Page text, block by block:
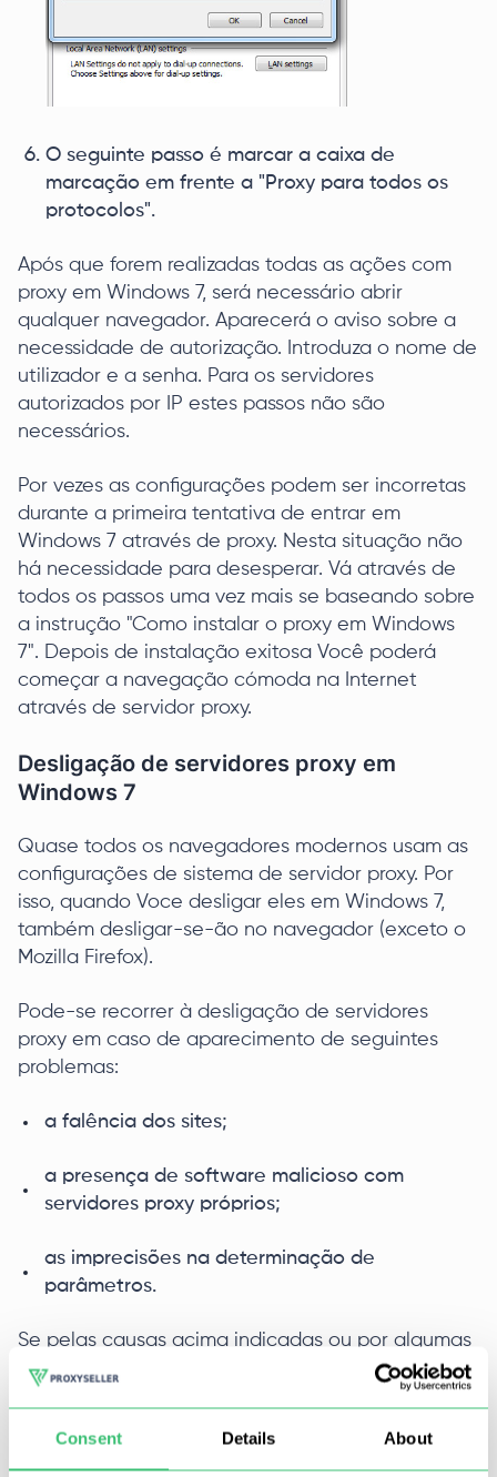
Consent Details About
O seguinte passo é marcar a caixa de
marcação em frente a "Proxy para todos os
protocolos".
Após que forem realizadas todas as ações com
proxy em Windows 7, será necessário abrir
qualquer navegador. Aparecerá o aviso sobre a
necessidade de autorização. Introduza o nome de
utilizador e a senha. Para os servidores
autorizados por IP estes passos não são
necessários.
Por vezes as configurações podem ser incorretas
durante a primeira tentativa de entrar em
Windows 7 através de proxy. Nesta situação não
há necessidade para desesperar. Vá através de
todos os passos uma vez mais se baseando sobre
a instrução "Como instalar o proxy em Windows
7". Depois de instalação exitosa Você poderá
começar a navegação cómoda na Internet
através de servidor proxy.
Desligação de servidores proxy em
Windows 7
Quase todos os navegadores modernos usam as
configurações de sistema de servidor proxy. Por
isso, quando Voce desligar eles em Windows 7,
também desligar-se-ão no navegador (exceto o
Mozilla Firefox).
Pode-se recorrer à desligação de servidores
proxy em caso de aparecimento de seguintes
problemas:
a falência dos sites;
a presença de software malicioso com
servidores proxy próprios;
as imprecisões na determinação de
parâmetros.
Se pelas causas acima indicadas ou por algumas
outras causas seria preciso para Você desligar o
servidor proxy em Windows 7, deve-se aproveitar